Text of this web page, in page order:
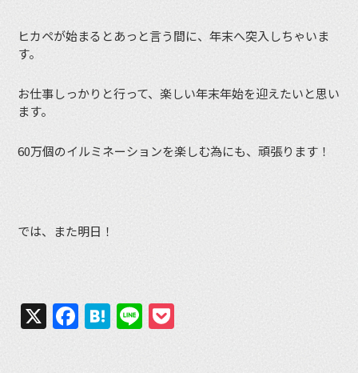
ヒカペが始まるとあっと言う間に、年末へ突入しちゃいま
す。
お仕事しっかりと行って、楽しい年末年始を迎えたいと思い
ます。
60万個のイルミネーションを楽しむ為にも、頑張ります！
では、また明日！
X Facebook
Hatena
Line